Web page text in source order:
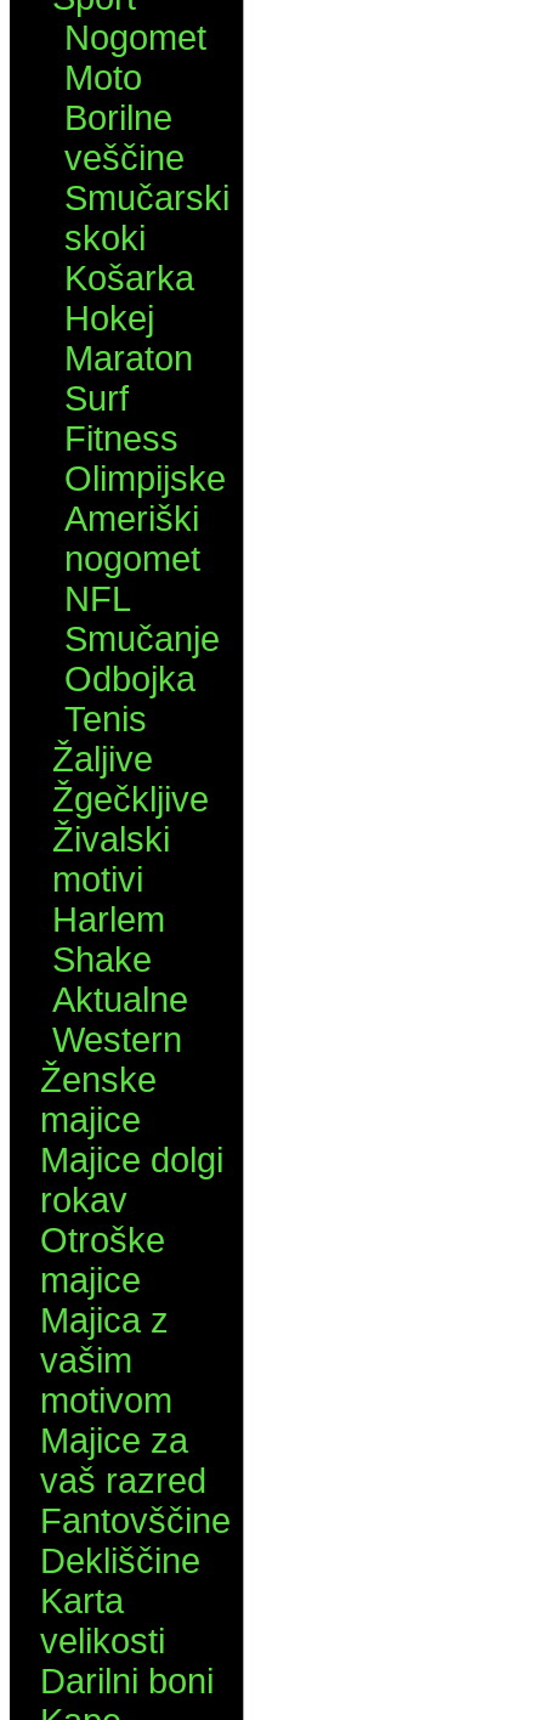
Nogomet
Moto
Borilne
veščine
Smučarski
skoki
Košarka
Hokej
Maraton
Surf
Fitness
Olimpijske
Ameriški
nogomet
NFL
Smučanje
Odbojka
Tenis
Žaljive
Žgečkljive
Živalski
motivi
Harlem
Shake
Aktualne
Western
Ženske
majice
Majice dolgi
rokav
Otroške
majice
Majica z
vašim
motivom
Majice za
vaš razred
Fantovščine
Dekliščine
Karta
velikosti
Darilni boni